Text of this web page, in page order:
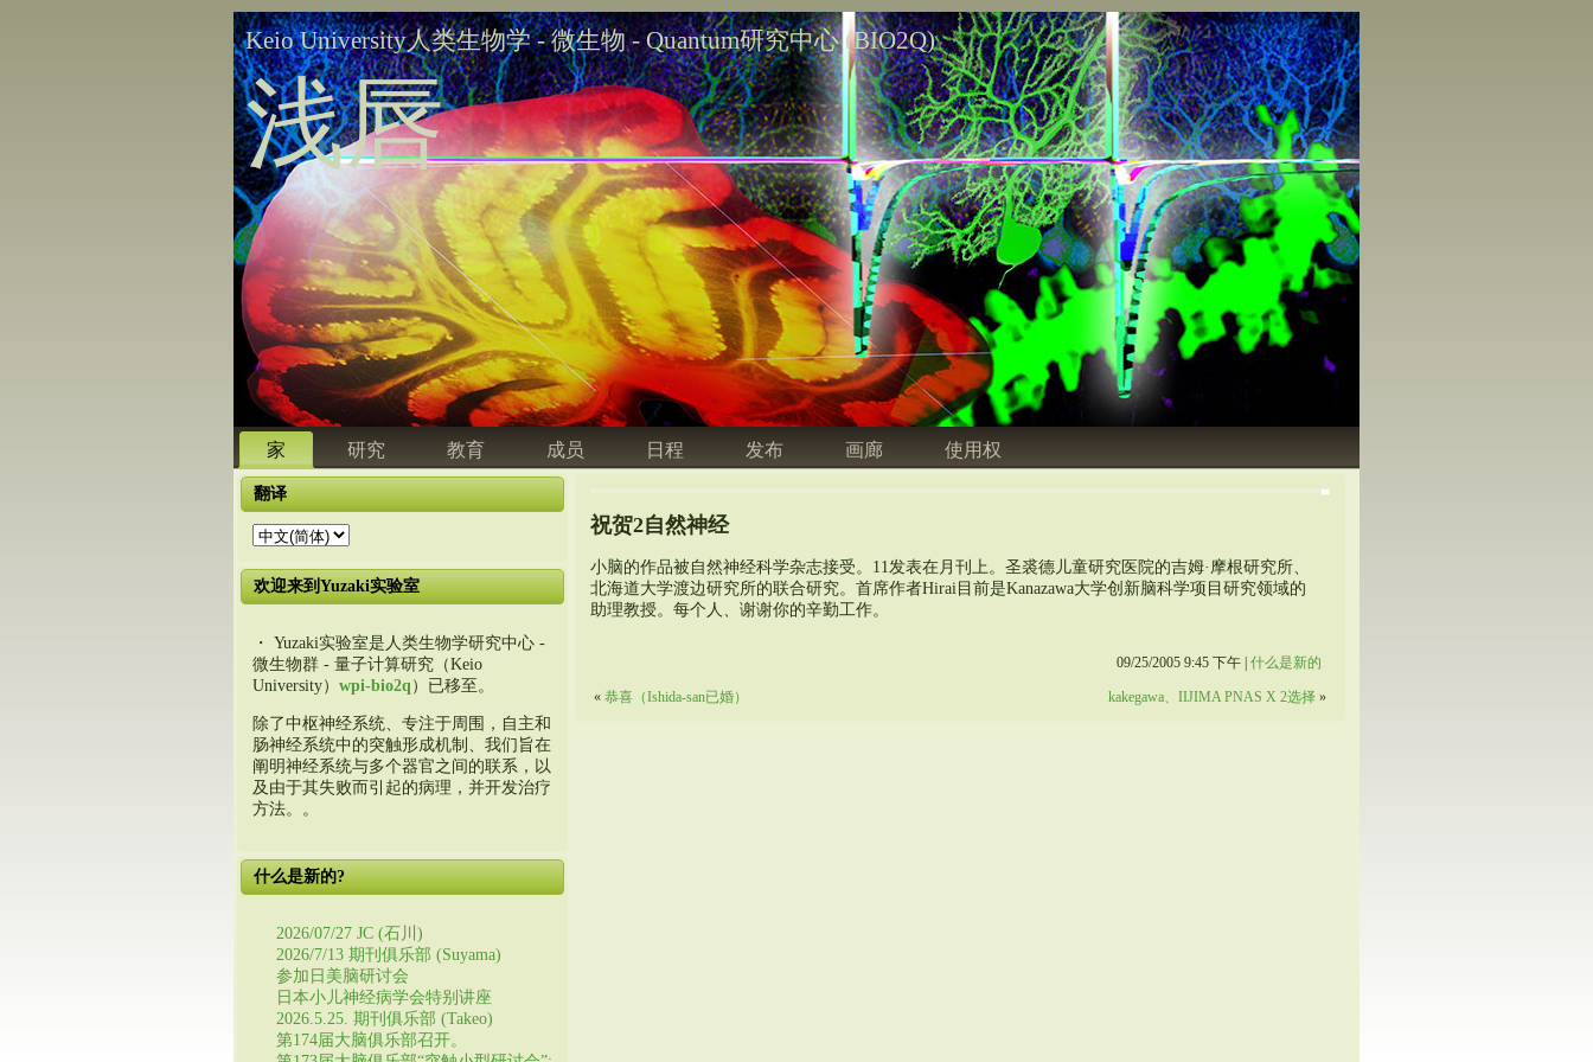
Keio University人类生物学 - 微生物 - Quantum研究中心 (BIO2Q)
浅唇
家 研究 教育 成员 日程 发布 画廊 使用权
翻译
欢迎来到Yuzaki实验室
・ Yuzaki实验室是人类生物学研究中心 -
微生物群 - 量子计算研究（Keio
University） wpi-bio2q ）已移至。
除了中枢神经系统、专注于周围，自主和
肠神经系统中的突触形成机制、我们旨在
阐明神经系统与多个器官之间的联系，以
及由于其失败而引起的病理，并开发治疗
方法。。
什么是新的?
2026/07/27 JC (石川)
2026/7/13 期刊俱乐部 (Suyama)
参加日美脑研讨会
日本小儿神经病学会特别讲座
2026.5.25. 期刊俱乐部 (Takeo)
第174届大脑俱乐部召开。
祝贺2自然神经
小脑的作品被自然神经科学杂志接受。11发表在月刊上。圣裘德儿童研究医院的吉姆·摩根研究所、
北海道大学渡边研究所的联合研究。首席作者Hirai目前是Kanazawa大学创新脑科学项目研究领域的
助理教授。每个人、谢谢你的辛勤工作。
09/25/2005 9:45 下午 |什么是新的
« 恭喜（Ishida-san已婚） kakegawa、IIJIMA PNAS X 2选择»